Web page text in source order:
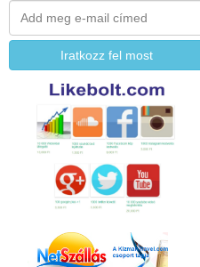
Iratkozz fel most